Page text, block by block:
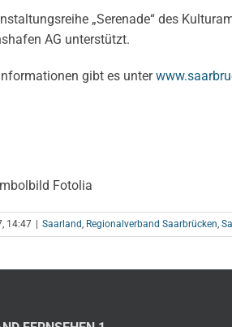
„Serenade“ des
AG unterstützt.
gibt es unter
Fotolia
14:47 | Saarland Regionalverband Saarbrücken